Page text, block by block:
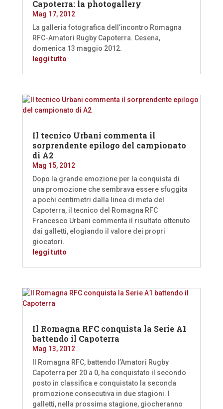
Capoterra: la photogallery
Mag 17, 2012
La galleria fotografica dell’incontro Romagna
RFC-Amatori Rugby Capoterra. Cesena,
domenica 13 maggio 2012.
leggi tutto
Il tecnico Urbani commenta il
sorprendente epilogo del campionato
di A2
Mag 15, 2012
Dopo la grande emozione per la conquista di
una promozione che sembrava essere sfuggita
a pochi centimetri dalla linea di meta del
Capoterra, il tecnico del Romagna RFC
Francesco Urbani commenta il risultato ottenuto
dai galletti, elogiando il valore dei propri
giocatori.
leggi tutto
Il Romagna RFC conquista la Serie A1
battendo il Capoterra
Mag 13, 2012
Il Romagna RFC, battendo l’Amatori Rugby
Capoterra per 20 a 0, ha conquistato il secondo
posto in classifica e conquistato la seconda
promozione consecutiva in due stagioni. I
galletti, nella prossima stagione, giocheranno